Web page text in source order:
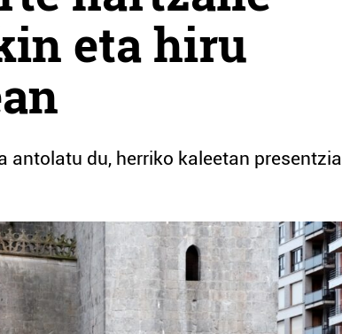
eta hiru
antolatu du, herriko kaleetan presentzia